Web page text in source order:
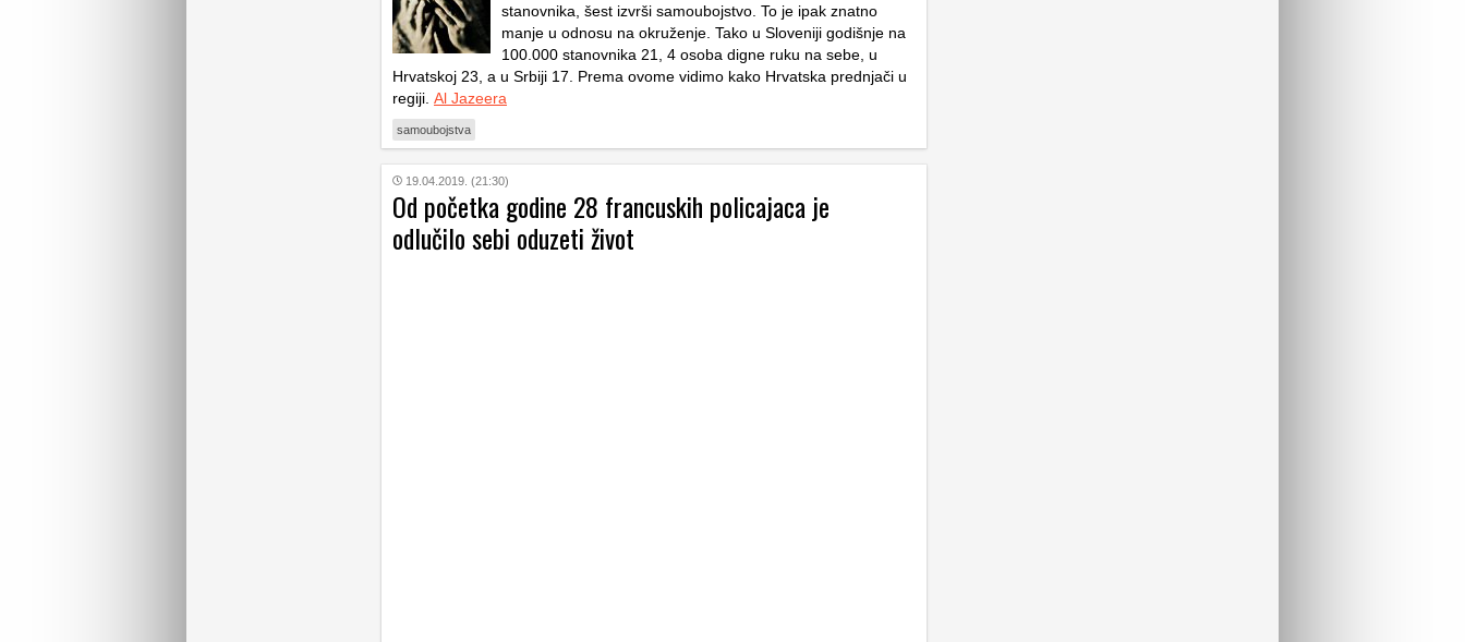
stanovnika, šest izvrši samoubojstvo. To je ipak znatno
manje u odnosu na okruženje. Tako u Sloveniji godišnje na
100.000 stanovnika 21, 4 osoba digne ruku na sebe, u
Hrvatskoj 23, a u Srbiji 17. Prema ovome vidimo kako Hrvatska prednjači u
regiji. Al Jazeera
samoubojstva
19.04.2019. (21:30)
Od početka godine 28 francuskih policajaca je
odlučilo sebi oduzeti život